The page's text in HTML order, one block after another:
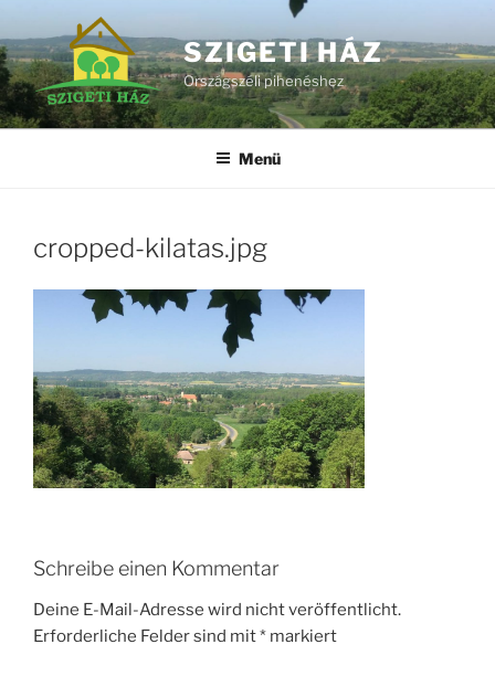
Inhalt
springen
SZIGETI HÁZ
Országszéli pihenéshez
Menü
cropped-kilatas.jpg
Schreibe einen Kommentar
Deine E-Mail-Adresse wird nicht veröffentlicht.
Erforderliche Felder sind mit* markiert